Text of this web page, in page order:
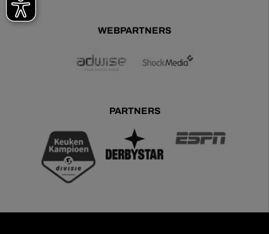
WEBPARTNERS
PARTNERS